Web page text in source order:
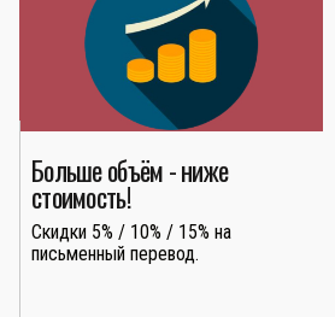
Больше объём - ниже
стоимость!
Скидки 5% / 10% / 15% на
письменный перевод.